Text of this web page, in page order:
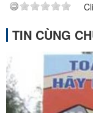
TIN CÙNG